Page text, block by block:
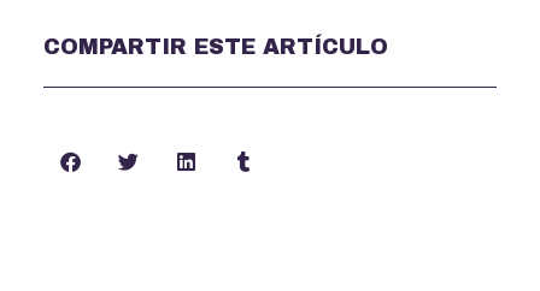
COMPARTIR ESTE ARTÍCULO